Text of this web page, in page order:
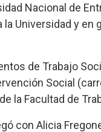
Nacional de
Universidad y en
de Trabajo
Social
la Facultad de
con Alicia